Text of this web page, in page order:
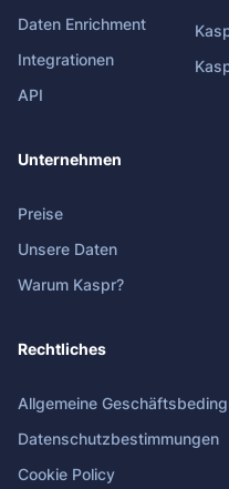
Daten Enrichment
Integrationen
API
Unternehmen
Preise
Unsere Daten
Warum Kaspr?
Rechtliches
Allgemeine
Datenschutzbestimmungen
Cookie Policy